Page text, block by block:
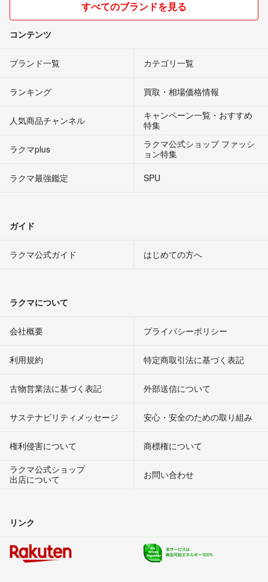
すべてのブランドを見る
コンテンツ
ブランド一覧 カテゴリ一覧
ランキング 買取・相場価格情報
人気商品チャンネル
キャンペーン一覧・おすすめ
特集
ラクマplus
ラクマ公式ショップ ファッシ
ョン特集
ラクマ最強鑑定
SPU
ガイド
ラクマ公式ガイド はじめての方へ
ラクマについて
会社概要 プライバシーポリシー
利用規約 特定商取引法に基づく表記
古物営業法に基づく表記 外部送信について
サステナビリティメッセージ 安心・安全のための取り組み
権利侵害について
商標権について
ラクマ公式ショップ
出店について
お問い合わせ
リンク